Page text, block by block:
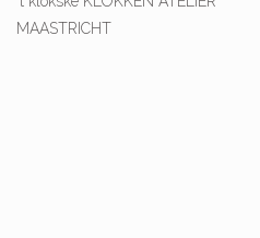
MAASTRICHT